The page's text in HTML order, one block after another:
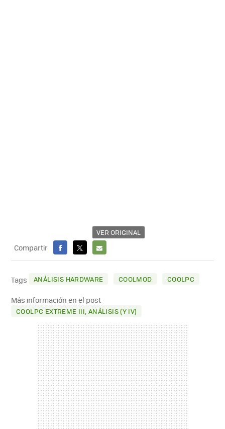
VER ORIGINAL
Compartir
FACEBOOK
X
E-
MAIL
Tags ANÁLISIS HARDWARE COOLMOD COOLPC
Más información en el post
COOLPC EXTREME III, ANÁLISIS (Y IV)